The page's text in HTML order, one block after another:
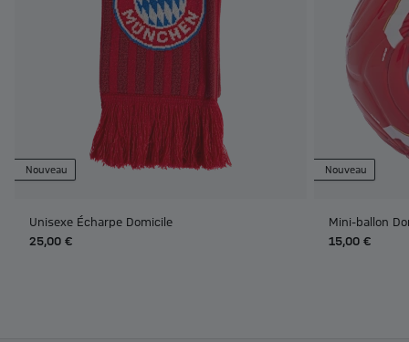
Nouveau
Unisexe Écharpe Domicile
25,00 €
Nouveau
Mini-ballon
15,00 €